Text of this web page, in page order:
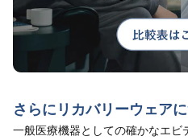
さらにリカバリーウェア
一般医療機器としての確かなエビ